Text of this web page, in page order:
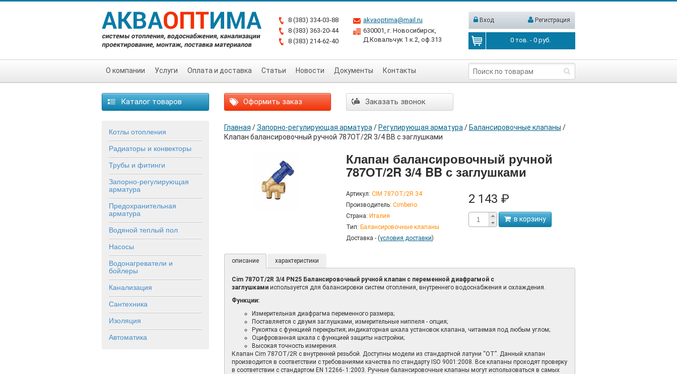
8 (383) 334-03-88
8 (383) 363-20-44
8 (383) 214-62-40
akvaoptima@mail.ru
630001, г. Новосибирск,
Д.Ковальчук 1 к.2, оф.313
Вход Регистрация
0 тов. -0 руб.
О компании Услуги Оплата и доставка Статьи Новости Документы Контакты
Каталог товаров Оформить заказ Заказать звонок
Котлы отопления
Радиаторы и конвекторы
Трубы и фитинги
Запорно-регулирующая
арматура
Предохранительная
арматура
Водяной теплый пол
Насосы
Водонагреватели и
бойлеры
Канализация
Сантехника
Изоляция
Автоматика
Главная / Запорно-регулирующая арматура / Регулирующая арматура / Балансировочные клапаны /
Клапан балансировочный ручной 787ОТ/2R 3/4 BB с заглушками
Клапан балансировочный ручной
787ОТ/2R 3/4 BB с заглушками
Артикул: CIM 787ОТ/2R 34
Производитель: Cimberio
Страна: Италия
Тип: Балансировочные клапаны
Доставка - (условия доставки)
2 143 ₽
в корзину
описание характеристики
Cim 787OT/2R 3/4 PN25 Балансировочный ручной клапан с переменной диафрагмой с
заглушкамииспользуется для балансировки систем отопления, внутреннего водоснабжения и охлаждения.
Функции:
Измерительная диафрагма переменного размера;
Поставляется с двумя заглушками, измерительные ниппеля - опция;
Рукоятка с функцией перекрытия; индикаторная шкала установок клапана, читаемая под любым углом;
Оцифрованная шкала с функцией защиты настройки;
Высокая точность измерения.
Клапан Cim 787OT/2R с внутренней резьбой. Доступны модели из стандартной латуни “ОТ”. Данный клапан
производится в соответствии с требованиями качества по стандарту ISO 9001:2008. Все клапаны проходят проверку
в соответствии с стандартом EN 12266- 1:2003. Ручные балансировочные клапаны могут использоваться в самых